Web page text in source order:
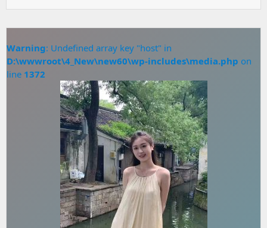
Warning: Undefined array key "host" in
D:\wwwroot\4_New\new60\wp-includes\media.php on
line 1372